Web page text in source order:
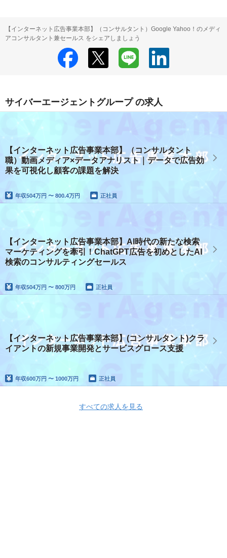
【インターネット広告事業本部】（コンサルタント）Google Yahoo！のメディ
アコンサルタント兼セールス をシェアしましょう
サイバーエージェントグループ の求人
【インターネット広告事業本部】（コンサルタント
職）動画メディア×データアナリスト｜データで広告効
果を可視化し顧客の課題を解決
年収504万円 〜 800.4万円 正社員
【インターネット広告事業本部】AI時代の新たな検索
マーケティングを牽引！ChatGPT広告を初めとしたAI
検索のコンサルティングセールス
年収504万円 〜 800万円 正社員
【インターネット広告事業本部】(コンサルタント)クラ
イアントの新規事業開発とサービスグロース支援
年収600万円 〜 1000万円 正社員
すべての求人を見る